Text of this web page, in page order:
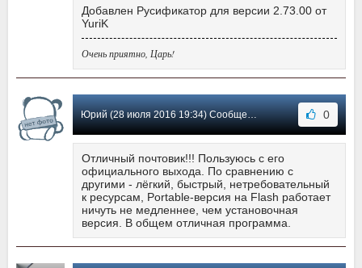
Добавлен Русификатор для версии 2.73.00 от
YuriK
Очень приятно, Царь!
Юрий (28 июля 2016 19:34) Сообщение #93 0
Отличный почтовик!!! Пользуюсь с его
официального выхода. По сравнению с
другими - лёгкий, быстрый, нетребовательный
к ресурсам, Portable-версия на Flash работает
ничуть не медленнее, чем установочная
версия. В общем отличная программа.